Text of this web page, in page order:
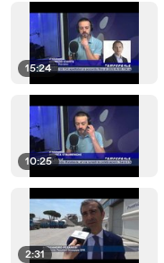
15:24
10:25
2:31